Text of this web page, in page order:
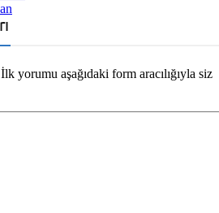
yorumu aşağıdaki form aracılığıyla siz